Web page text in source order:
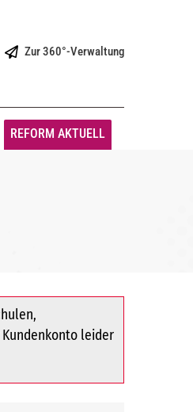
Zur 360°-Verwaltung
REFORM AKTUELL
leider